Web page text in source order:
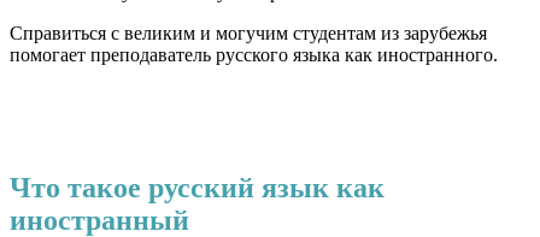
Справиться с великим и могучим студентам из зарубежья
помогает преподаватель русского языка как иностранного.
Что такое русский язык как
иностранный